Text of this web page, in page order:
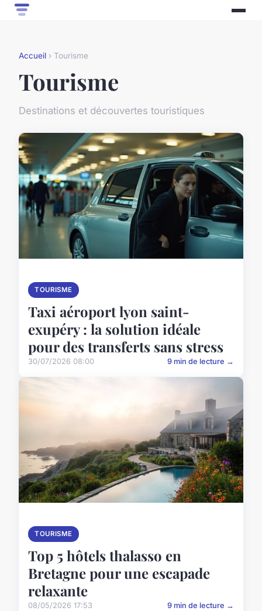
Accueil › Tourisme
Tourisme
Destinations et découvertes touristiques
TOURISME
Taxi aéroport lyon saint-
exupéry : la solution idéale
pour des transferts sans stress
30/07/2026 08:00 9 min de lecture →
TOURISME
Top 5 hôtels thalasso en
Bretagne pour une escapade
relaxante
08/05/2026 17:53 9 min de lecture →